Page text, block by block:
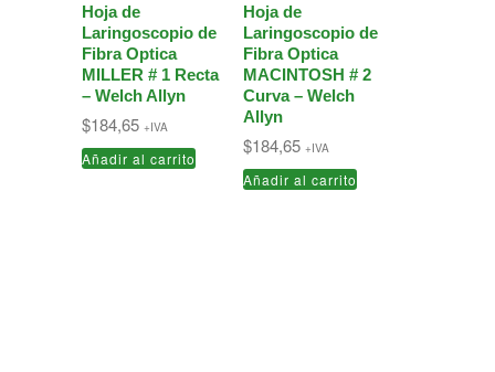
Hoja de
Laringoscopio de
Fibra Optica
MILLER # 1 Recta
– Welch Allyn
$184,65 +IVA
Añadir al carrito
Hoja de
Laringoscopio de
Fibra Optica
MACINTOSH # 2
Curva – Welch
Allyn
$184,65 +IVA
Añadir al carrito